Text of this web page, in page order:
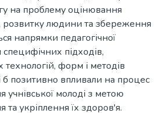
на проблему оцінювання
розвитку людини та збереження
напрямки педагогічної
специфічних підходів,
технологій, форм і методів
б позитивно впливали на процес
учнівської молоді з метою
укріплення їх здоров'я.